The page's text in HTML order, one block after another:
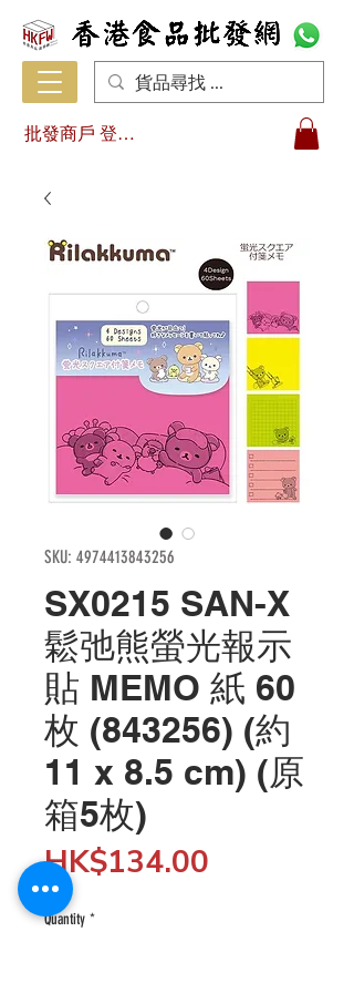
批發商戶 登入/註冊
SKU: 4974413843256
SX0215 SAN-X
鬆弛熊螢光報示
貼 MEMO 紙 60
枚 (843256) (約
11 x 8.5 cm) (原
箱5枚)
HK$134.00
Quantity *